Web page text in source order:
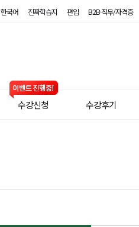
한국어 진짜학습지 편입 B2B·직무/자격증
수강신청 수강후기